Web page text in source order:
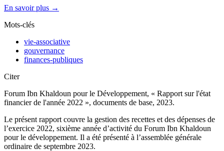
En savoir plus →
Mots-clés
vie-associative
gouvernance
finances-publiques
Citer
Forum Ibn Khaldoun pour le Développement, « Rapport sur l'état
financier de l'année 2022 », documents de base, 2023.
Le présent rapport couvre la gestion des recettes et des dépenses de
l’exercice 2022, sixième année d’activité du Forum Ibn Khaldoun
pour le développement. Il a été présenté à l’assemblée générale
ordinaire de septembre 2023.